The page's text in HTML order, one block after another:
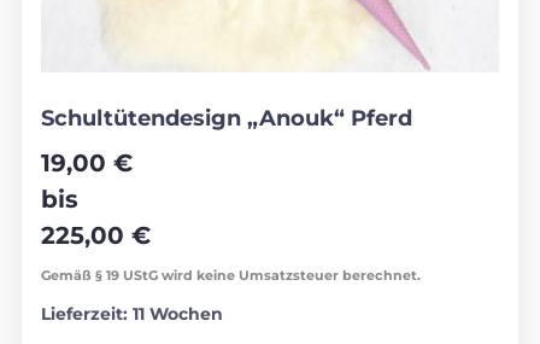
Schultütendesign „Anouk“ Pferd
19,00 €
bis
225,00 €
Gemäß § 19 UStG wird keine Umsatzsteuer berechnet.
Lieferzeit: 11 Wochen